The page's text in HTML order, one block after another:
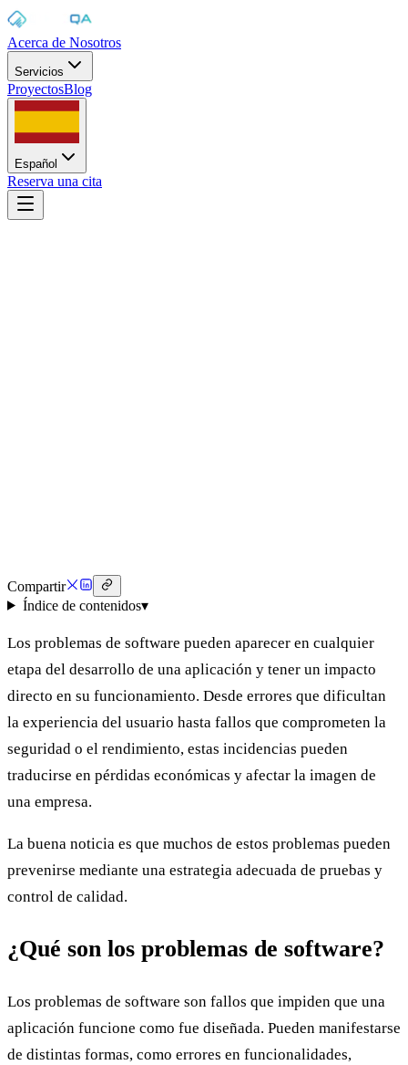
Acerca de Nosotros
Servicios
ProyectosBlog
Español
Reserva una cita
Compartir
Índice de contenidos▾
Los problemas de software pueden aparecer en cualquier
etapa del desarrollo de una aplicación y tener un impacto
directo en su funcionamiento. Desde errores que dificultan
la experiencia del usuario hasta fallos que comprometen la
seguridad o el rendimiento, estas incidencias pueden
traducirse en pérdidas económicas y afectar la imagen de
una empresa.
La buena noticia es que muchos de estos problemas pueden
prevenirse mediante una estrategia adecuada de pruebas y
control de calidad.
¿Qué son los problemas de software?
Los problemas de software son fallos que impiden que una
aplicación funcione como fue diseñada. Pueden manifestarse
de distintas formas, como errores en funcionalidades,